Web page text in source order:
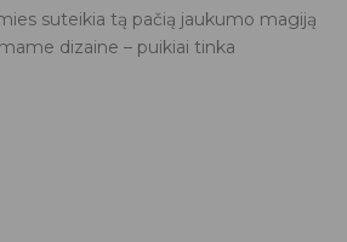
suteikia tą pačią jaukumo magiją
dizaine – puikiai tinka